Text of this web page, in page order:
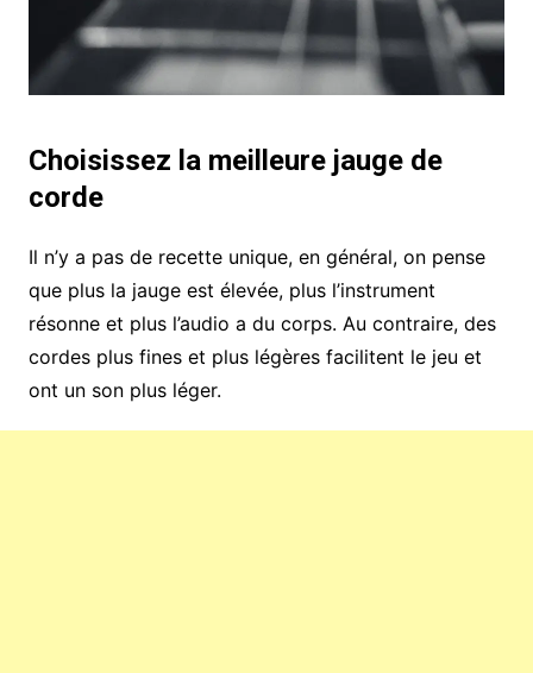
Choisissez la meilleure jauge de
corde
Il n’y a pas de recette unique, en général, on pense
que plus la jauge est élevée, plus l’instrument
résonne et plus l’audio a du corps. Au contraire, des
cordes plus fines et plus légères facilitent le jeu et
ont un son plus léger.